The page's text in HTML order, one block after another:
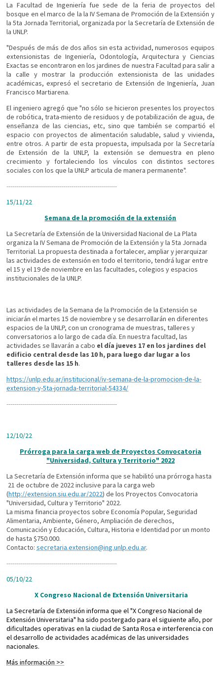
La Facultad de Ingeniería fue sede de la feria de proyectos del
bosque en el marco de la la IV Semana de Promoción de la Extensión y
la 5ta Jornada Territorial, organizada por la Secretaría de Extensión de
la UNLP.
"Después de más de dos años sin esta actividad, numerosos equipos
extensionistas de Ingeniería, Odontología, Arquitectura y Ciencias
Exactas se encontraron en los jardines de nuestra Facultad para salir a
la calle y mostrar la producción extensionista de las unidades
académicas, expresó el secretario de Extensión de Ingeniería, Juan
Francisco Martiarena.
El ingeniero agregó que "no sólo se hicieron presentes los proyectos
de robótica, trata-miento de residuos y de potabilización de agua, de
enseñanza de las ciencias, etc, sino que también se compartió el
espacio con proyectos de alimentación saludable, salud y vivienda,
entre otros. A partir de esta propuesta, impulsada por la Secretaría
de Extensión de la UNLP, la extensión se demuestra en pleno
crecimiento y fortaleciendo los vínculos con distintos sectores
sociales con los que la UNLP articula de manera permanente".
--------------------------------------------------------
15/11/22
Semana de la promoción de la extensión
La Secretaría de Extensión de la Universidad Nacional de La Plata
organiza la IV Semana de Promoción de la Extensión y la 5ta Jornada
Territorial. La propuesta destinada a fortalecer, ampliar y jerarquizar
las actividades de extensión en todo el territorio, tendrá lugar entre
el 15 y el 19 de noviembre en las facultades, colegios y espacios
institucionales de la UNLP.
Las actividades de la Semana de la Promoción de la Extensión se
iniciarán el martes 15 de noviembre y se desarrollarán en diferentes
espacios de la UNLP, con un cronograma de muestras, talleres y
conversatorios a lo largo de cada dí­a. En nuestra facultad, las
actividades se llavarán a cabo el dí­a jueves 17 en los jardines del
edificio central desde las 10 h, para luego dar lugar a los
talleres desde las 15 h.
https://unlp.edu.ar/institucional/iv-semana-de-la-promocion-de-la-
extension-y-5ta-jornada-territorial-54334/
--------------------------------------------------------
12/10/22
Prórroga para la carga web de Proyectos Convocatoria
"Universidad, Cultura y Territorio" 2022
La Secretaría de Extensión informa que se habilitó una prórroga hasta
21 de octubre de 2022 inclusive para la carga web
(http://extension.siu.edu.ar/2022) de los Proyectos Convocatoria
"Universidad, Cultura y Territorio" 2022.
La misma financia proyectos sobre Economía Popular, Seguridad
Alimentaria, Ambiente, Género, Ampliación de derechos,
Comunicación y Educación, Cultura, Historia e Identidad por un monto
de hasta $750.000.
Contacto:secretaria.extension@ing.unlp.edu.ar.
--------------------------------------------------------
05/10/22
X Congreso Nacional de Extensión Universitaria
La Secretaría de Extensión informa que el "X Congreso Nacional de
Extensión Universitaria" ha sido postergado para el siguiente año, por
dificultades operativas en la ciudad de Santa Rosa e interferencia con
el desarrollo de actividades académicas de las universidades
nacionales.
Más información >>